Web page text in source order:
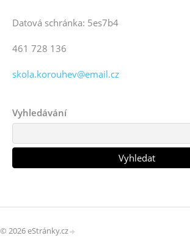
Datová schránka: 5es7b4
461 728 136
skola.korouhev@email.cz
Vyhledávání
© 2026 eStránky.cz